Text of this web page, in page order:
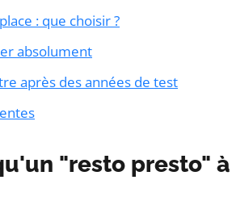
: que choisir ?
absolument
après des années de test
"resto presto" à